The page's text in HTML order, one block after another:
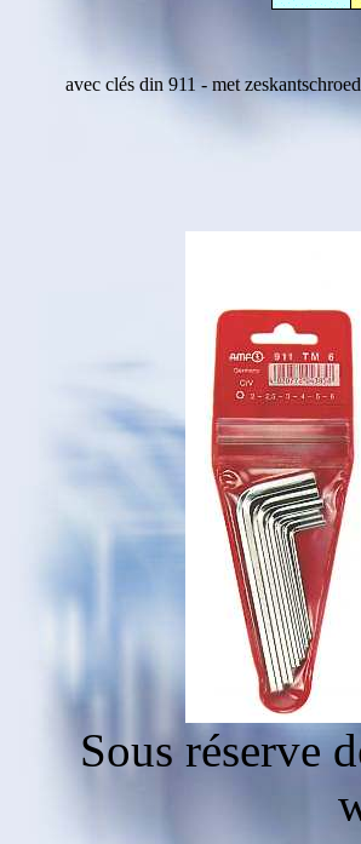
avec clés din 911 - met
Sous réserve